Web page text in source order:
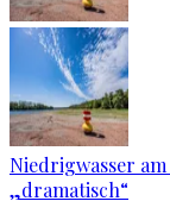
Niedrigwasser
„dramatisch“